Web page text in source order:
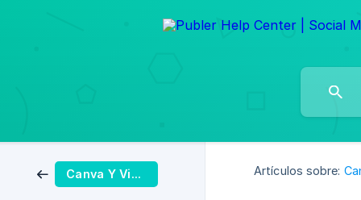
Canva Y VistaCreate Artículos sobre: